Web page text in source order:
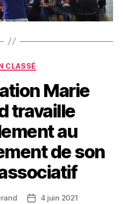
Catégories
CLASSÉ
Marie
travaille
au
de son
Date4 juin 2021